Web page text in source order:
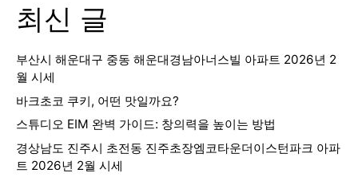
최신 글
부산시 해운대구 중동 해운대경남아너스빌 아파트 2026년 2
월 시세
바크초코 쿠키, 어떤 맛일까요?
스튜디오 EIM 완벽 가이드: 창의력을 높이는 방법
경상남도 진주시 초전동 진주초장엠코타운더이스턴파크 아파
트 2026년 2월 시세